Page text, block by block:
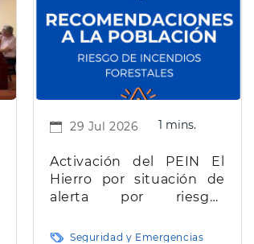
29 Jul 2026 1 mins.
Activación del PEIN El
Hierro por situación de
alerta por riesgos
Seguridad y Emergencias